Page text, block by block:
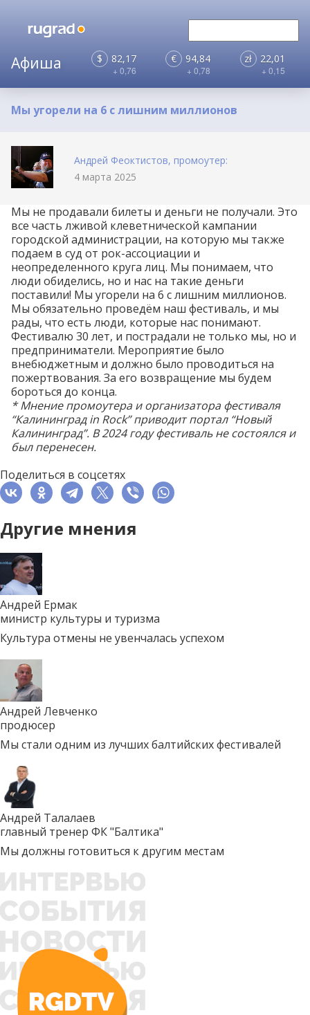
$ 82,17
+ 0,76
€ 94,84
+ 0,78
zł 22,01
+ 0,15
Мы угорели на 6 с лишним миллионов
Андрей Феоктистов, промоутер:
4 марта 2025
Мы не продавали билеты и деньги не получали. Это
все часть лживой клеветнической кампании
городской администрации, на которую мы также
подаем в суд от рок-ассоциации и
неопределенного круга лиц. Мы понимаем, что
люди обиделись, но и нас на такие деньги
поставили! Мы угорели на 6 с лишним миллионов.
Мы обязательно проведём наш фестиваль, и мы
рады, что есть люди, которые нас понимают.
Фестивалю 30 лет, и пострадали не только мы, но и
предприниматели. Мероприятие было
внебюджетным и должно было проводиться на
пожертвования. За его возвращение мы будем
бороться до конца.
* Мнение промоутера и организатора фестиваля
“Калининград in Rock”приводитпортал “Новый
Калининград”. В 2024 году фестивальне состоялсяи
был перенесен.
Поделиться в соцсетях
Другие мнения
Андрей Ермак
министр культуры и туризма
Культура отмены не увенчалась успехом
Андрей Левченко
продюсер
Мы стали одним из лучших балтийских фестивалей
Андрей Талалаев
главный тренер ФК "Балтика"
Мы должны готовиться к другим местам